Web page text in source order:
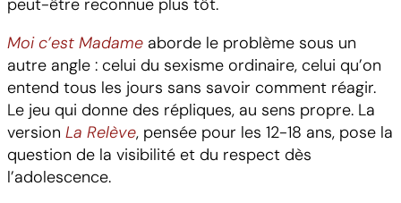
Moi c’est Madame aborde le problème sous un
autre angle : celui du sexisme ordinaire, celui qu’on
entend tous les jours sans savoir comment réagir.
Le jeu qui donne des répliques, au sens propre. La
version La Relève, pensée pour les 12-18 ans, pose la
question de la visibilité et du respect dès
l’adolescence.